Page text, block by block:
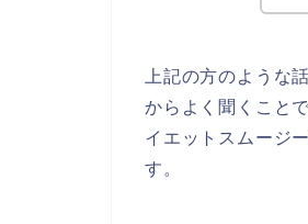
上記の方のような
からよく聞くこと
イエットスムージ
す。